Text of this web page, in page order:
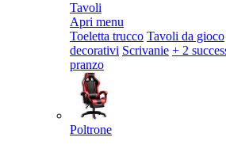
Tavoli
Apri menu
Toeletta trucco Tavoli da gioco
decorativi Scrivanie + 2
pranzo
Poltrone